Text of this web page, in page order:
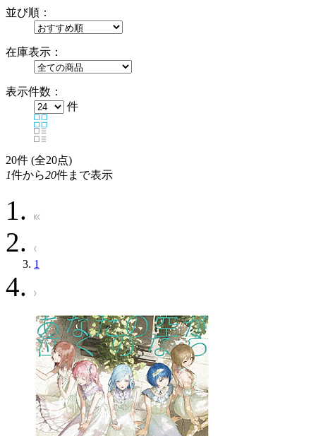
並び順：
在庫表示：
表示件数：
件
20件 (全20点)
1件から20件まで表示
1